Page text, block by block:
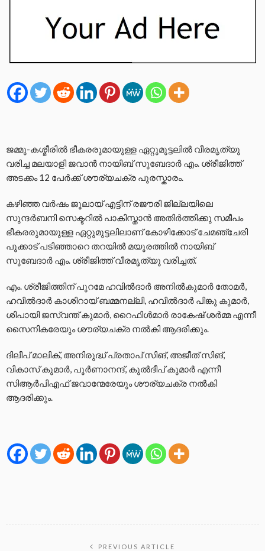
ജമ്മു-കശ്മീരില്‍ ഭീകരരുമായുള്ള ഏറ്റുമുട്ടലില്‍ വീരമൃത്യു
വരിച്ച മലയാളി ജവാന്‍ നായിബ് സുബേദാര്‍ എം. ശ്രീജിത്ത്
അടക്കം 12 പേര്‍ക്ക് ശൗര്യചക്ര പുരസ്കാരം.
കഴിഞ്ഞ വര്‍ഷം ജൂലായ് എട്ടിന് രജൗരി ജില്ലയിലെ
സുന്ദര്‍ബനി സെക്ടറില്‍ പാകിസ്താന്‍ അതിര്‍ത്തിക്കു സമീപം
ഭീകരരുമായുള്ള ഏറ്റുമുട്ടലിലാണ് കോഴിക്കോട് ചേമഞ്ചേരി
പൂക്കാട് പടിഞ്ഞാറെ തറയില്‍ മയൂരത്തില്‍ നായിബ്
സുബേദാര്‍ എം. ശ്രീജിത്ത് വീരമൃത്യു വരിച്ചത്.
എം. ശ്രീജിത്തിന് പുറമേ ഹവില്‍ദാര്‍ അനില്‍കുമാര്‍ തോമര്‍,
ഹവില്‍ദാര്‍ കാശിറായ് ബമ്മനല്ലി, ഹവില്‍ദാര്‍ പിങ്കു കുമാര്‍,
ശിപായി ജസ്വന്ത് കുമാര്‍, റൈഫിള്‍മാര്‍ രാകേഷ് ശര്‍മ്മ എന്നീ
സൈനികരേയും ശൗര്യചക്ര നല്‍കി ആദരിക്കും.
ദിലീപ് മാലിക്, അനിരുദ്ധ് പ്രതാപ് സിങ്, അജീത് സിങ്,
വികാസ് കുമാര്‍, പൂര്‍ണാനന്ദ്, കുല്‍ദീപ് കുമാര്‍ എന്നീ
സിആര്‍പിഎഫ് ജവാന്മേരേയും ശൗര്യചക്ര നല്‍കി
ആദരിക്കും.
PREVIOUS ARTICLE